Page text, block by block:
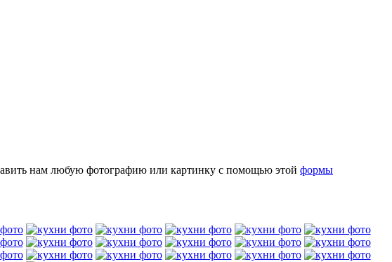
нам любую фотографию или картинку с помощью этой формы